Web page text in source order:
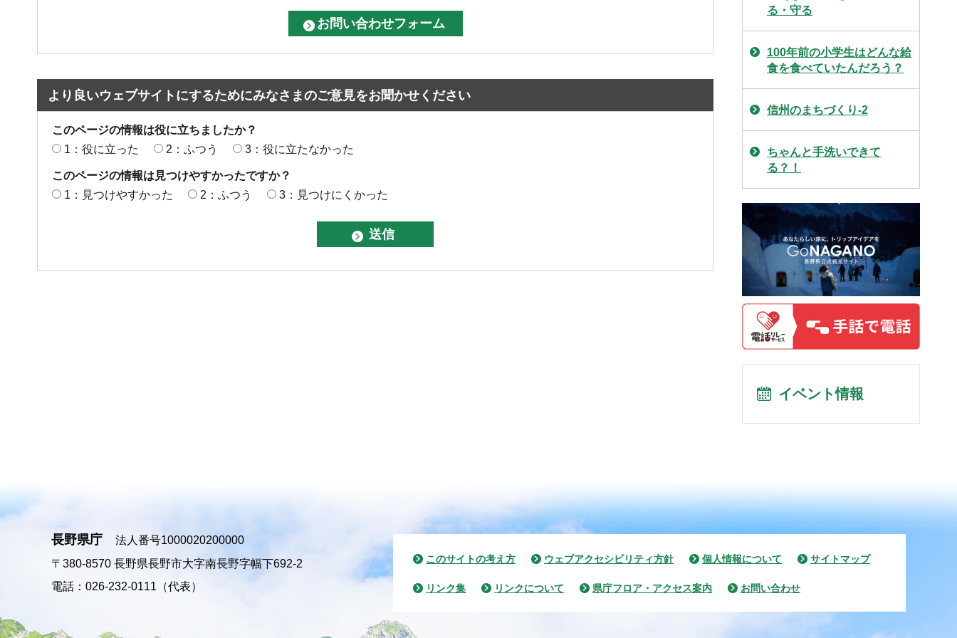
より良いウェブサイトにするためにみなさまのご意見をお聞かせください
このページの情報は役に立ちましたか？
1：役に立った
2：ふつう 3：役に立たなかった
このページの情報は見つけやすかったですか？
1：見つけやすかった
2：ふつう 3：見つけにくかった
る・守る
100年前の小学生はどんな給
食を食べていたんだろう？
信州のまちづくり-2
ちゃんと手洗いできて
る？！
イベント情報
長野県庁
法人番号1000020200000
〒380-8570 長野県長野市大字南長野字幅下692-2
電話：026-232-0111（代表）
このサイトの考え方 ウェブアクセシビリティ方針 個人情報について サイトマップ
リンク集 リンクについて 県庁フロア・アクセス案内 お問い合わせ